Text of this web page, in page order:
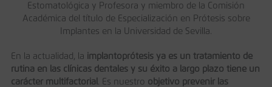
Estomatológica y Profesora y miembro de la Comisión
Académica del título de Especialización en Prótesis sobre
Implantes en la Universidad de Sevilla.
En la actualidad, la implantoprótesis ya es un tratamiento de
rutina en las clínicas dentales y su éxito a largo plazo tiene un
carácter multifactorial
. Es nuestro objetivo prevenir las